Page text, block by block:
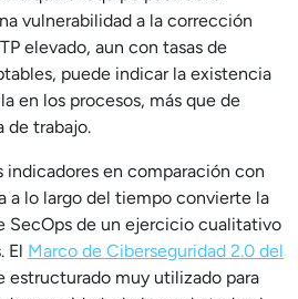
vulnerabilidad a la corrección
elevado, aun con tasas de
puede indicar la existencia
en los procesos, más que de
de trabajo.
indicadores en comparación con
a lo largo del tiempo convierte la
SecOps de un ejercicio cualitativo
El Marco de Ciberseguridad 2.0 del
estructurado muy utilizado para